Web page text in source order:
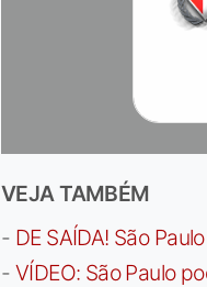
VEJA TAMBÉM
- DE SAÍDA! São
- VÍDEO: São Paulo